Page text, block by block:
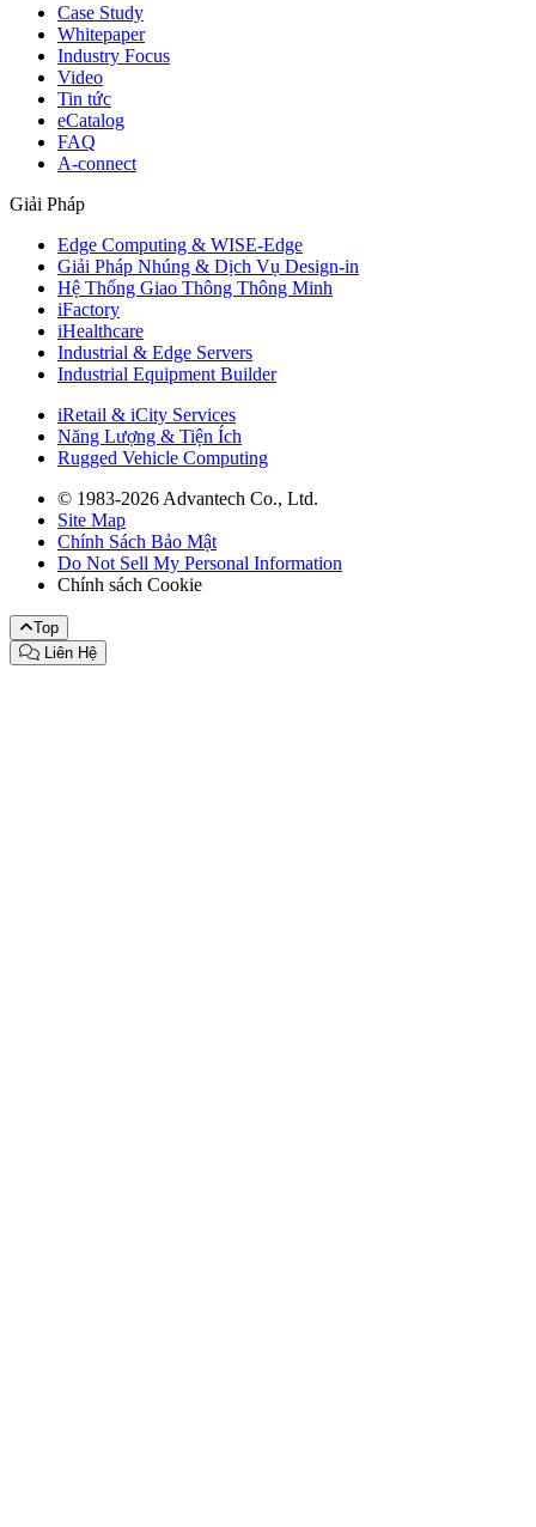
Case Study
Whitepaper
Industry Focus
Video
Tin tức
eCatalog
FAQ
A-connect
Giải Pháp
Edge Computing & WISE-Edge
Giải Pháp Nhúng & Dịch Vụ Design-in
Hệ Thống Giao Thông Thông Minh
iFactory
iHealthcare
Industrial & Edge Servers
Industrial Equipment Builder
iRetail & iCity Services
Năng Lượng & Tiện Ích
Rugged Vehicle Computing
© 1983-2026 Advantech Co., Ltd.
Site Map
Chính Sách Bảo Mật
Do Not Sell My Personal Information
Chính sách Cookie
Top
Liên Hệ